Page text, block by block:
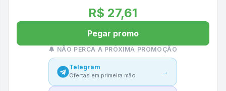
R$ 27,61
Pegar promo
🔔 NÃO PERCA A PRÓXIMA PROMOÇÃO
Telegram
Ofertas em primeira mão →